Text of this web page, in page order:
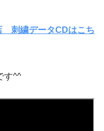
刺繍データCDはこち
す^^